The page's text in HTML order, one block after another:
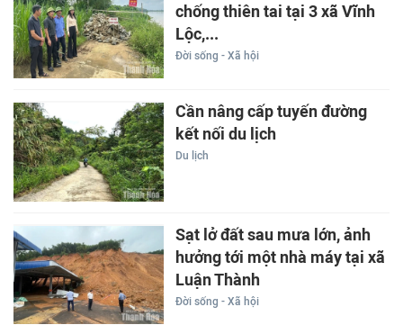
chống thiên tai tại 3 xã Vĩnh
Lộc,...
Đời sống - Xã hội
Cần nâng cấp tuyến đường
kết nối du lịch
Du lịch
Sạt lở đất sau mưa lớn, ảnh
hưởng tới một nhà máy tại xã
Luận Thành
Đời sống - Xã hội